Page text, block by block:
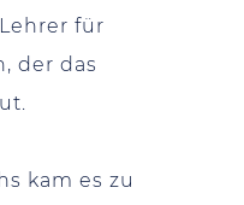
für
der das
kam es zu